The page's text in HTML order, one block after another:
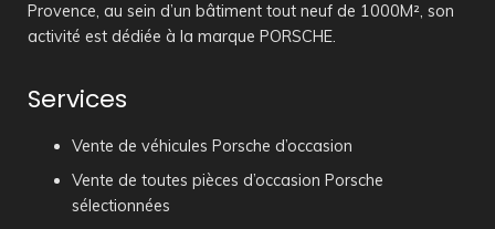
Provence, au sein d’un bâtiment tout neuf de 1000M², son
activité est dédiée à la marque PORSCHE.
Services
Vente de véhicules Porsche d’occasion
Vente de toutes pièces d’occasion Porsche
sélectionnées